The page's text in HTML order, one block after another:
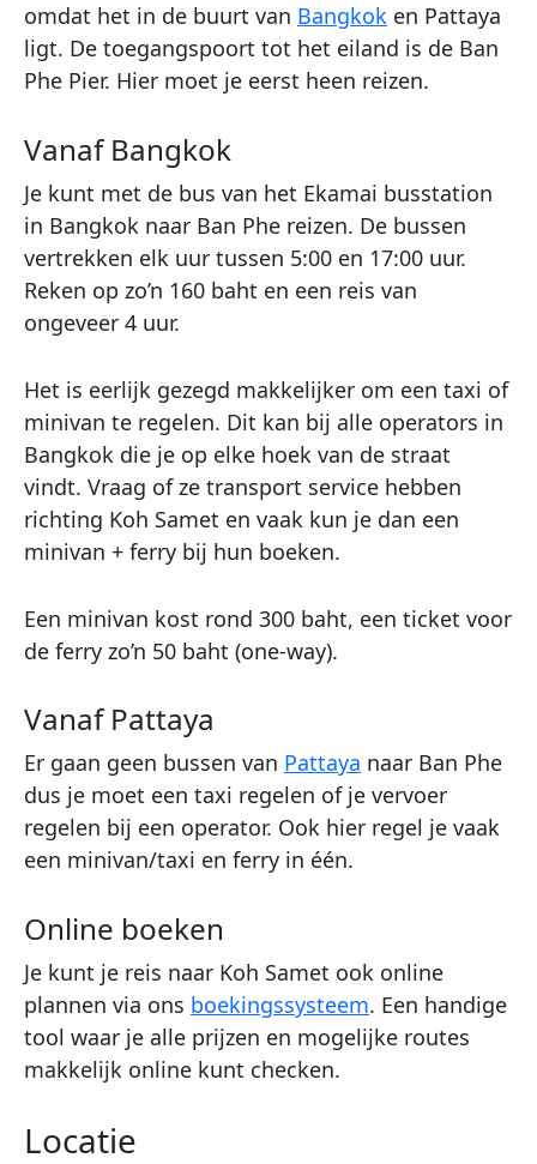
omdat het in de buurt van Bangkok en Pattaya
ligt. De toegangspoort tot het eiland is de Ban
Phe Pier. Hier moet je eerst heen reizen.
Vanaf Bangkok
Je kunt met de bus van het Ekamai busstation
in Bangkok naar Ban Phe reizen. De bussen
vertrekken elk uur tussen 5:00 en 17:00 uur.
Reken op zo’n 160 baht en een reis van
ongeveer 4 uur.
Het is eerlijk gezegd makkelijker om een taxi of
minivan te regelen. Dit kan bij alle operators in
Bangkok die je op elke hoek van de straat
vindt. Vraag of ze transport service hebben
richting Koh Samet en vaak kun je dan een
minivan + ferry bij hun boeken.
Een minivan kost rond 300 baht, een ticket voor
de ferry zo’n 50 baht (one-way).
Vanaf Pattaya
Er gaan geen bussen van Pattaya naar Ban Phe
dus je moet een taxi regelen of je vervoer
regelen bij een operator. Ook hier regel je vaak
een minivan/taxi en ferry in één.
Online boeken
Je kunt je reis naar Koh Samet ook online
plannen via ons boekingssysteem. Een handige
tool waar je alle prijzen en mogelijke routes
makkelijk online kunt checken.
Locatie